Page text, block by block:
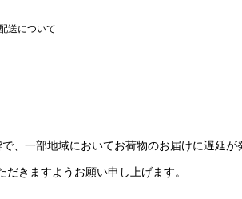
送について
一部地域においてお荷物のお届けに遅延が
きますようお願い申し上げます。